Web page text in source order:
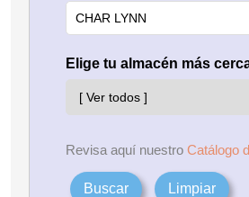
Elige tu almacén más
Revisa aquí nuestro Catálogo
Buscar Limpiar